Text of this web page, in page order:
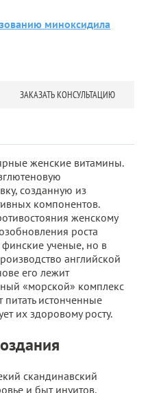
миноксидила
ЗАКАЗАТЬ КОНСУЛЬТАЦИЮ
женские витамины.
созданную из
компонентов.
женскому
роста
ученые, но в
английской
его лежит
«морской» комплекс
истонченные
их здоровому росту.
скандинавский
и быт инуитов,